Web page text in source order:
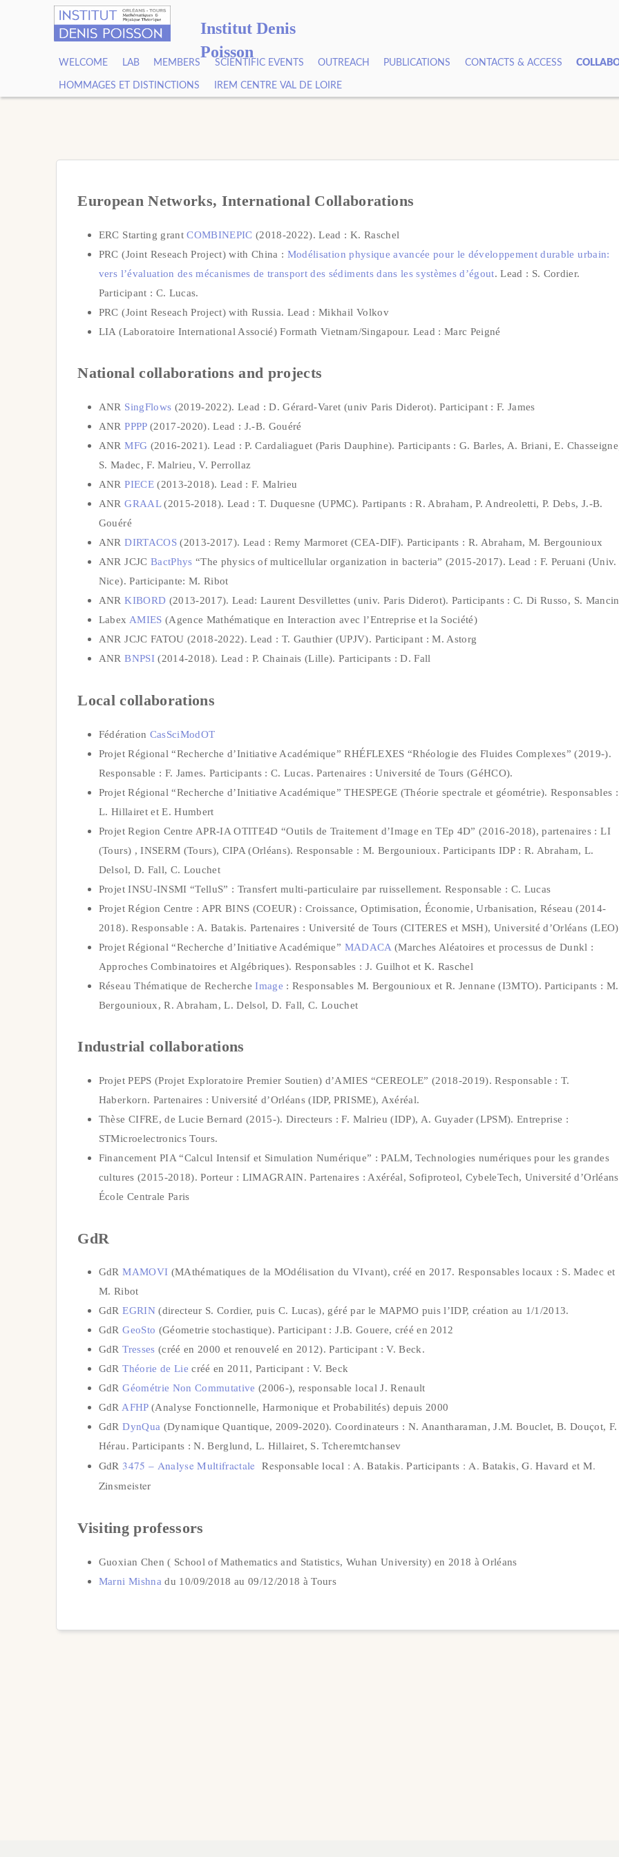
Institut Denis
Poisson
WELCOME LAB MEMBERS SCIENTIFIC EVENTS OUTREACH PUBLICATIONS CONTACTS & ACCESS
HOMMAGES ET DISTINCTIONS IREM CENTRE VAL DE LOIRE
European Networks, International Collaborations
ERC Starting grantCOMBINEPIC (2018-2022). Lead : K. Raschel
PRC (Joint Reseach Project) with China : Modélisation physique avancée pour le développement durable urbain:
vers l’évaluation des mécanismes de transport des sédiments dans les systèmes d’égout. Lead : S. Cordier.
Participant : C. Lucas.
PRC (Joint Reseach Project) with Russia. Lead : Mikhail Volkov
LIA (Laboratoire International Associé) Formath Vietnam/Singapour. Lead : Marc Peigné
National collaborations and projects
ANR SingFlows (2019-2022). Lead : D. Gérard-Varet (univ Paris Diderot). Participant : F. James
ANRPPPP(2017-2020). Lead : J.-B. Gouéré
ANRMFG (2016-2021). Lead : P. Cardaliaguet (Paris Dauphine). Participants : G. Barles, A. Briani, E.
S. Madec, F. Malrieu, V. Perrollaz
ANRPIECE(2013-2018). Lead : F. Malrieu
ANRGRAAL(2015-2018). Lead : T. Duquesne (UPMC). Partipants : R. Abraham, P. Andreoletti, P. Debs, J.-B.
Gouéré
ANRDIRTACOS(2013-2017). Lead : Remy Marmoret (CEA-DIF). Participants : R. Abraham, M. Bergounioux
ANR JCJC BactPhys “The physics of multicellular organization in bacteria” (2015-2017). Lead : F. Peruani (Univ.
Nice). Participante: M. Ribot
ANRKIBORD (2013-2017). Lead: Laurent Desvillettes (univ. Paris Diderot). Participants : C. Di Russo, S.
Labex AMIES (Agence Mathématique en Interaction avec l’Entreprise et la Société)
ANR JCJC FATOU (2018-2022). Lead : T. Gauthier (UPJV). Participant : M. Astorg
ANRBNPSI(2014-2018). Lead : P. Chainais (Lille). Participants : D. Fall
Local collaborations
Fédération CasSciModOT
Projet Régional “Recherche d’Initiative Académique” RHÉFLEXES “Rhéologie des Fluides Complexes” (2019-).
Responsable : F. James. Participants : C. Lucas. Partenaires : Université de Tours (GéHCO).
Projet Régional “Recherche d’Initiative Académique” THESPEGE (Théorie spectrale et géométrie). Responsables :
L. Hillairet et E. Humbert
Projet Region Centre APR-IA OTITE4D “Outils de Traitement d’Image en TEp 4D” (2016-2018), partenaires : LI
(Tours) , INSERM (Tours), CIPA (Orléans). Responsable : M. Bergounioux. Participants IDP : R. Abraham, L.
Delsol, D. Fall, C. Louchet
Projet INSU-INSMI “TelluS” : Transfert multi-particulaire par ruissellement. Responsable : C. Lucas
Projet Région Centre : APR BINS (COEUR) : Croissance, Optimisation, Économie, Urbanisation, Réseau (2014-
2018). Responsable : A. Batakis. Partenaires : Université de Tours (CITERES et MSH), Université d’Orléans (LEO)
Projet Régional “Recherche d’Initiative Académique” MADACA (Marches Aléatoires et processus de Dunkl :
Approches Combinatoires et Algébriques). Responsables : J. Guilhot et K. Raschel
Réseau Thématique de RechercheImage : Responsables M. Bergounioux et R. Jennane (I3MTO). Participants : M.
Bergounioux, R. Abraham, L. Delsol, D. Fall, C. Louchet
Industrial collaborations
Projet PEPS (Projet Exploratoire Premier Soutien) d’AMIES “CEREOLE” (2018-2019). Responsable : T.
Haberkorn. Partenaires : Université d’Orléans (IDP, PRISME), Axéréal.
Thèse CIFRE, de Lucie Bernard (2015-). Directeurs : F. Malrieu (IDP), A. Guyader (LPSM). Entreprise :
STMicroelectronics Tours.
Financement PIA “Calcul Intensif et Simulation Numérique” : PALM, Technologies numériques pour les grandes
cultures (2015-2018). Porteur : LIMAGRAIN. Partenaires : Axéréal, Sofiproteol, CybeleTech, Université
École Centrale Paris
GdR
GdRMAMOVI (MAthématiques de la MOdélisation du VIvant), créé en 2017. Responsables locaux : S. Madec et
M. Ribot
GdREGRIN(directeur S. Cordier, puis C. Lucas), géré par le MAPMO puis l’IDP, création au 1/1/2013.
GdRGeoSto (Géometrie stochastique). Participant : J.B. Gouere, créé en 2012
GdRTresses (créé en 2000 et renouvelé en 2012). Participant : V. Beck.
GdRThéorie de Liecréé en 2011, Participant : V. Beck
GdRGéométrie Non Commutative (2006-), responsable local J. Renault
GdRAFHP(Analyse Fonctionnelle, Harmonique et Probabilités) depuis 2000
GdRDynQua (Dynamique Quantique, 2009-2020). Coordinateurs : N. Anantharaman, J.M. Bouclet, B. Douçot, F.
Hérau. Participants : N. Berglund, L. Hillairet, S. Tcheremtchansev
GdR 3475 – Analyse Multifractale Responsable local : A. Batakis. Participants : A. Batakis, G. Havard et M.
Zinsmeister
Visiting professors
Guoxian Chen ( School of Mathematics and Statistics, Wuhan University) en 2018 à Orléans
Marni Mishna du 10/09/2018 au 09/12/2018 à Tours